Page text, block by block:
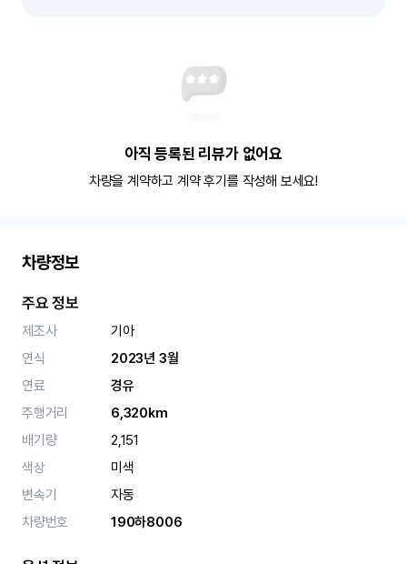
아직 등록된 리뷰가 없어요
차량을 계약하고 계약 후기를 작성해 보세요!
차량정보
주요 정보
제조사
기아
연식
2023년 3월
연료
경유
주행거리
6,320km
배기량
2,151
색상
미색
변속기
자동
차량번호
190하8006